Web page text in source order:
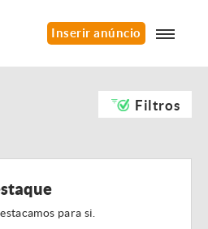
Inserir anúncio
Filtros
para si.